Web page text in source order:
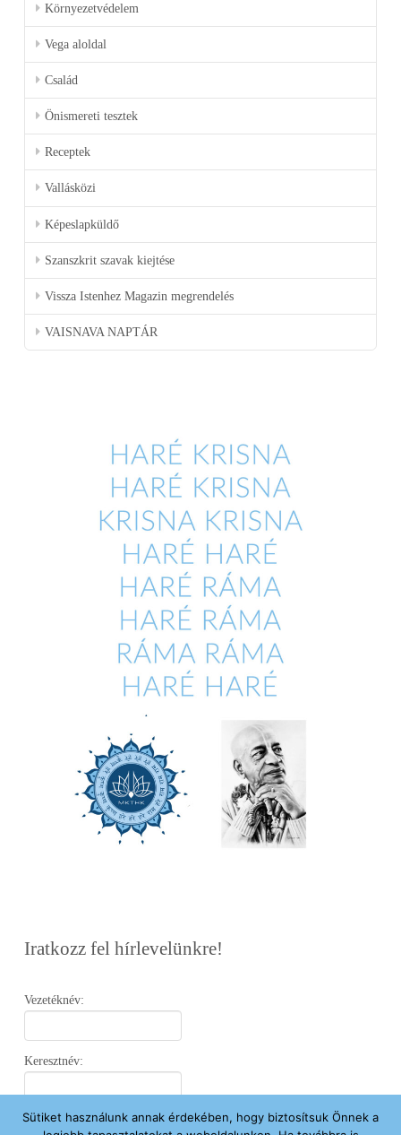
Környezetvédelem
Vega aloldal
Család
Önismereti tesztek
Receptek
Vallásközi
Képeslapküldő
Szanszkrit szavak kiejtése
Vissza Istenhez Magazin megrendelés
VAISNAVA NAPTÁR
Iratkozz fel hírlevelünkre!
Vezetéknév:
Keresztnév:
Email:
Sütiket használunk annak érdekében, hogy biztosítsuk Önnek a